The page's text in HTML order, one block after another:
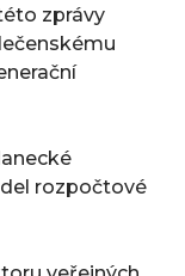
zprávy
rozpočtové